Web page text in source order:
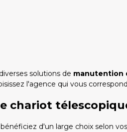
solutions de manutention
l'agence qui vous
chariot
bénéficiez d'un large choix selon